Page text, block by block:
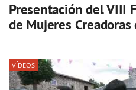
Presentación del VIII
de Mujeres
VÍDEOS